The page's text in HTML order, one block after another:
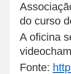
do curso
A oficina
Fonte: